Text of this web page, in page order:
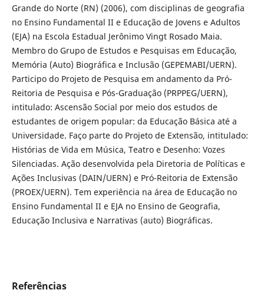
Grande do Norte (RN) (2006), com disciplinas de geografia
no Ensino Fundamental II e Educação de Jovens e Adultos
(EJA) na Escola Estadual Jerônimo Vingt Rosado Maia.
Membro do Grupo de Estudos e Pesquisas em Educação,
Memória (Auto) Biográfica e Inclusão (GEPEMABI/UERN).
Participo do Projeto de Pesquisa em andamento da Pró-
Reitoria de Pesquisa e Pós-Graduação (PRPPEG/UERN),
intitulado: Ascensão Social por meio dos estudos de
estudantes de origem popular: da Educação Básica até a
Universidade. Faço parte do Projeto de Extensão, intitulado:
Histórias de Vida em Música, Teatro e Desenho: Vozes
Silenciadas. Ação desenvolvida pela Diretoria de Políticas e
Ações Inclusivas (DAIN/UERN) e Pró-Reitoria de Extensão
(PROEX/UERN). Tem experiência na área de Educação no
Ensino Fundamental II e EJA no Ensino de Geografia,
Educação Inclusiva e Narrativas (auto) Biográficas.
Referências